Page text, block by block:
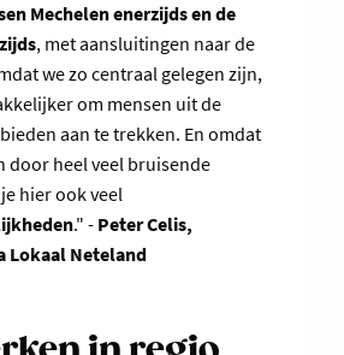
Mechelen enerzijds en de
, met aansluitingen naar de
we zo centraal gelegen zijn,
om mensen uit de
aan te trekken. En omdat
door heel veel bruisende
hier ook veel
." - Peter Celis,
Lokaal Neteland